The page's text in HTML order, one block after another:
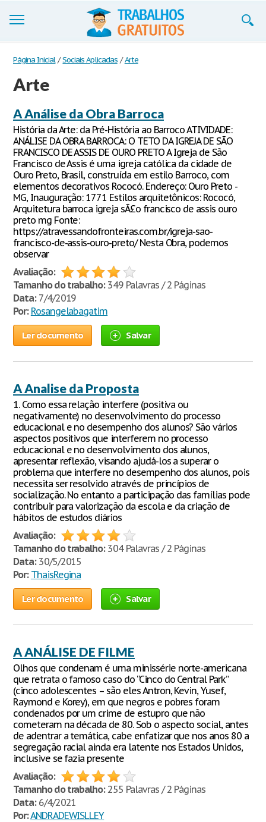
Trabalhos
Cadastre-se
Entre
Blog
Contate-nos
Página Inicial / Sociais Aplicadas / Arte
Arte
A Análise da Obra Barroca
História da Arte: da Pré-História ao Barroco ATIVIDADE:
ANÁLISE DA OBRA BARROCA: O TETO DA IGREJA DE SÃO
FRANCISCO DE ASSIS DE OURO PRETO A Igreja de São
Francisco de Assis é uma igreja católica da cidade de
Ouro Preto, Brasil, construída em estilo Barroco, com
elementos decorativos Rococó. Endereço: Ouro Preto -
MG, Inauguração: 1771 Estilos arquitetônicos: Rococó,
Arquitetura barroca igreja sÃ£o francisco de assis ouro
preto mg Fonte:
https://atravessandofronteiras.com.br/igreja-sao-
francisco-de-assis-ouro-preto/ Nesta Obra, podemos
observar
Avaliação:
Tamanho do trabalho:349 Palavras / 2 Páginas
Data:7/4/2019
Por: Rosangelabagatim
Ler documento Salvar
A Analise da Proposta
1. Como essa relação interfere (positiva ou
negativamente) no desenvolvimento do processo
educacional e no desempenho dos alunos? São vários
aspectos positivos que interferem no processo
educacional e no desenvolvimento dos alunos,
apresentar reflexão, visando ajudá-los a superar o
problema que interfere no desempenho dos alunos, pois
necessita ser resolvido através de princípios de
socialização. No entanto a participação das famílias pode
contribuir para valorização da escola e da criação de
hábitos de estudos diários
Avaliação:
Tamanho do trabalho:304 Palavras / 2 Páginas
Data:30/5/2015
Por: ThaisRegina
Ler documento Salvar
A ANÁLISE DE FILME
Olhos que condenam é uma minissérie norte-americana
que retrata o famoso caso do “Cinco do Central Park”
(cinco adolescentes – são eles Antron, Kevin, Yusef,
Raymond e Korey), em que negros e pobres foram
condenados por um crime de estupro que não
cometeram na década de 80. Sob o aspecto social, antes
de adentrar a temática, cabe enfatizar que nos anos 80 a
segregação racial ainda era latente nos Estados Unidos,
inclusive se fazia presente
Avaliação:
Tamanho do trabalho:255 Palavras / 2 Páginas
Data:6/4/2021
Por:ANDRADEWISLLEY